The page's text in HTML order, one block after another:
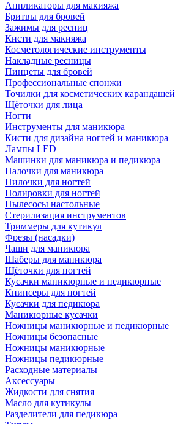
Аппликаторы для макияжа
Бритвы для бровей
Зажимы для ресниц
Кисти для макияжа
Косметологические инструменты
Накладные ресницы
Пинцеты для бровей
Профессиональные спонжи
Точилки для косметических карандашей
Щёточки для лица
Ногти
Инструменты для маникюра
Кисти для дизайна ногтей и маникюра
Лампы LED
Машинки для маникюра и педикюра
Палочки для маникюра
Пилочки для ногтей
Полировки для ногтей
Пылесосы настольные
Стерилизация инструментов
Триммеры для кутикул
Фрезы (насадки)
Чаши для маникюра
Шаберы для маникюра
Щёточки для ногтей
Кусачки маникюрные и педикюрные
Книпсеры для ногтей
Кусачки для педикюра
Маникюрные кусачки
Ножницы маникюрные и педикюрные
Ножницы безопасные
Ножницы маникюрные
Ножницы педикюрные
Расходные материалы
Аксессуары
Жидкости для снятия
Масло для кутикулы
Разделители для педикюра